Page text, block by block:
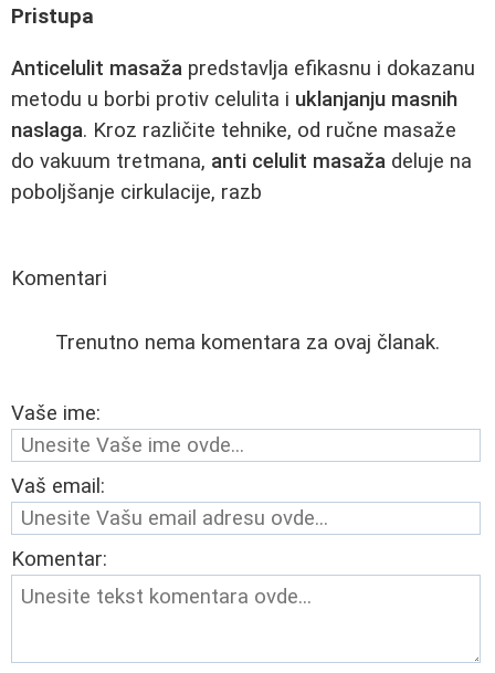
Pristupa
Anticelulit masaža predstavlja efikasnu i dokazanu
metodu u borbi protiv celulita i uklanjanju masnih
naslaga. Kroz različite tehnike, od ručne masaže
do vakuum tretmana, anti celulit masaža deluje na
poboljšanje cirkulacije, razb
Komentari
Trenutno nema komentara za ovaj članak.
Vaše ime:
Vaš email:
Komentar: